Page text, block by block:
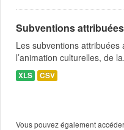
Subventions
Les subventions
l’animation culturelles, de
XLS CSV
Vous pouvez également